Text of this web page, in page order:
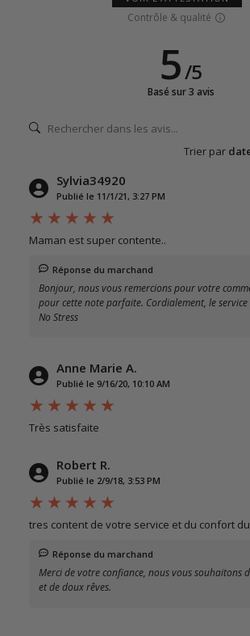
Contrôle & qualité
5/5
Basé sur 3 avis
Trier par
Sylvia34920
Publié le 11/1/21, 3:27 PM
Maman est super contente..
Réponse du marchand
Bonjour, nous vous remercions pour votre
pour cette note parfaite. Cordialement, le
No Stress
Anne Marie A.
Publié le 9/16/20, 10:10 AM
Très satisfaite
Robert R.
Publié le 2/9/18, 3:53 PM
tres content de votre service et du confort
Réponse du marchand
Merci de votre confiance, nous vous souhaitons
et de doux rêves.